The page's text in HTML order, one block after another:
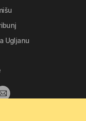
Ugljanu